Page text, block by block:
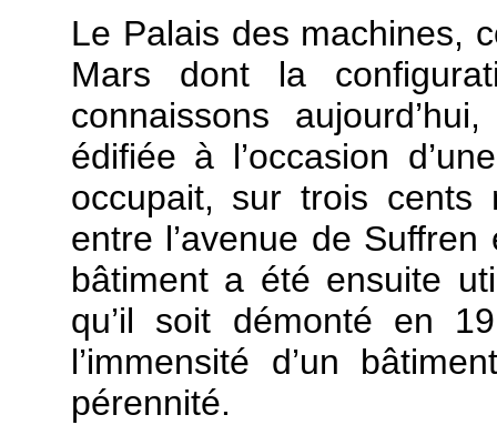
Le Palais des machines,
Mars dont la
connaissons
édifiée à l’occasion
occupait, sur trois cents
entre l’avenue de
bâtiment a été ensuite
qu’il soit démonté en
l’immensité d’un
pérennité.